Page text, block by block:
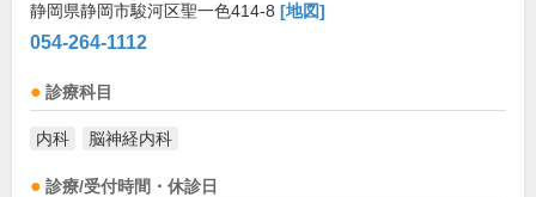
静岡県静岡市駿河区聖一色414-8 [地図]
054-264-1112
診療科目
内科 脳神経内科
診療/受付時間・休診日